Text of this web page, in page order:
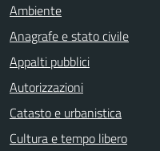
Ambiente
Anagrafe e stato civile
Appalti pubblici
Autorizzazioni
Catasto e urbanistica
Cultura e tempo libero